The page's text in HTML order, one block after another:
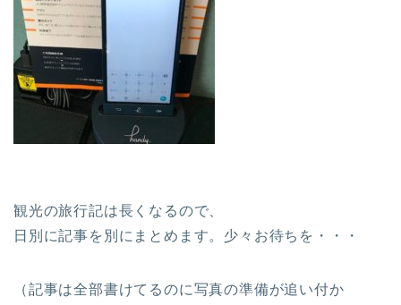
観光の旅行記は長くなるので、
日別に記事を別にまとめます。少々お待ちを・・・
（記事は全部書けてるのに写真の準備が追い付か